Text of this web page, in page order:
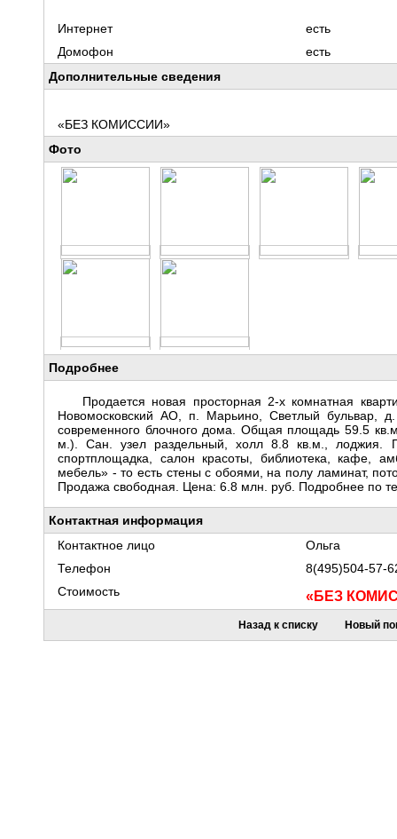
Интернет
есть
Домофон
есть
Дополнительные сведения
«БЕЗ КОМИССИИ»
Фото
Подробнее
Продается новая просторная 2-х комнатная
Новомосковский АО, п. Марьино, Светлый бульвар,
современного блочного дома. Общая площадь 59.5
м.). Сан. узел раздельный, холл 8.8 кв.м., лоджия.
спортплощадка, салон красоты, библиотека, кафе,
мебель» - то есть стены с обоями, на полу ламинат,
Продажа свободная. Цена: 6.8 млн. руб. Подробнее по
Контактная информация
Контактное лицо
Ольга
Телефон
8(495)504-57-
Стоимость
«БЕЗ
Назад к списку Новый